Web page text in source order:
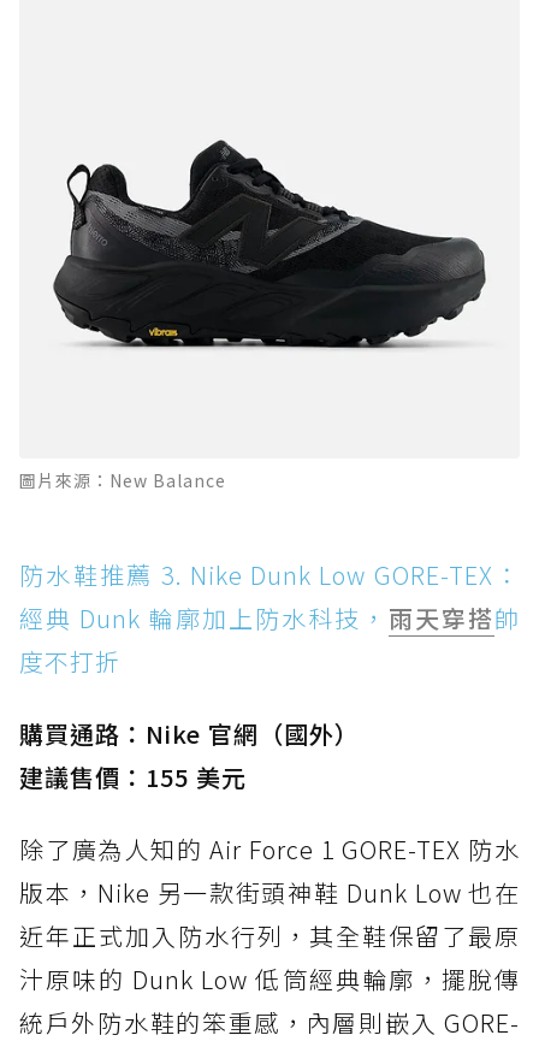
圖片來源：New Balance
防水鞋推薦 3. Nike Dunk Low GORE-TEX：
經典 Dunk 輪廓加上防水科技， 雨天穿搭帥
度不打折
購買通路：Nike 官網（國外）
建議售價：155 美元
除了廣為人知的 Air Force 1 GORE-TEX 防水
版本，Nike 另一款街頭神鞋 Dunk Low 也在
近年正式加入防水行列，其全鞋保留了最原
汁原味的 Dunk Low 低筒經典輪廓，擺脫傳
統戶外防水鞋的笨重感，內層則嵌入 GORE-